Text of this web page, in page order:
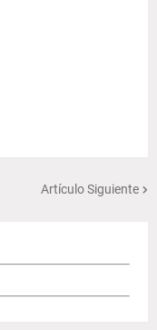
Artículo Siguiente